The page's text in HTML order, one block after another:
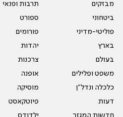
מבזקים
ביטחוני
פוליטי-מדיני
בארץ
בעולם
משפט ופלילים
כלכלה ונדל"ן
דעות
חדשות המגזר
תרבות ופנאי
ספורט
פורומים
יהדות
צרכנות
אופנה
מוסיקה
פיוטקאסט
ילדודס